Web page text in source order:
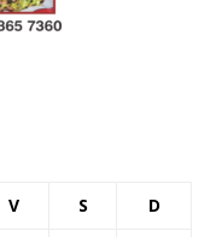
V S D